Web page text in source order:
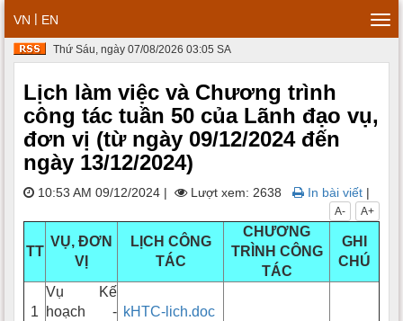
VN | EN
Thứ Sáu, ngày 07/08/2026 03:05 SA
Lịch làm việc và Chương trình
công tác tuần 50 của Lãnh đạo vụ,
đơn vị (từ ngày 09/12/2024 đến
ngày 13/12/2024)
10:53 AM 09/12/2024 | Lượt xem: 2638 In bài viết |
A+
A-
TT
VỤ, ĐƠN
VỊ
LỊCH CÔNG
TÁC
CHƯƠNG
TRÌNH CÔNG
TÁC
GHI
CHÚ
1
Vụ Kế
hoạch - kHTC-lich.doc